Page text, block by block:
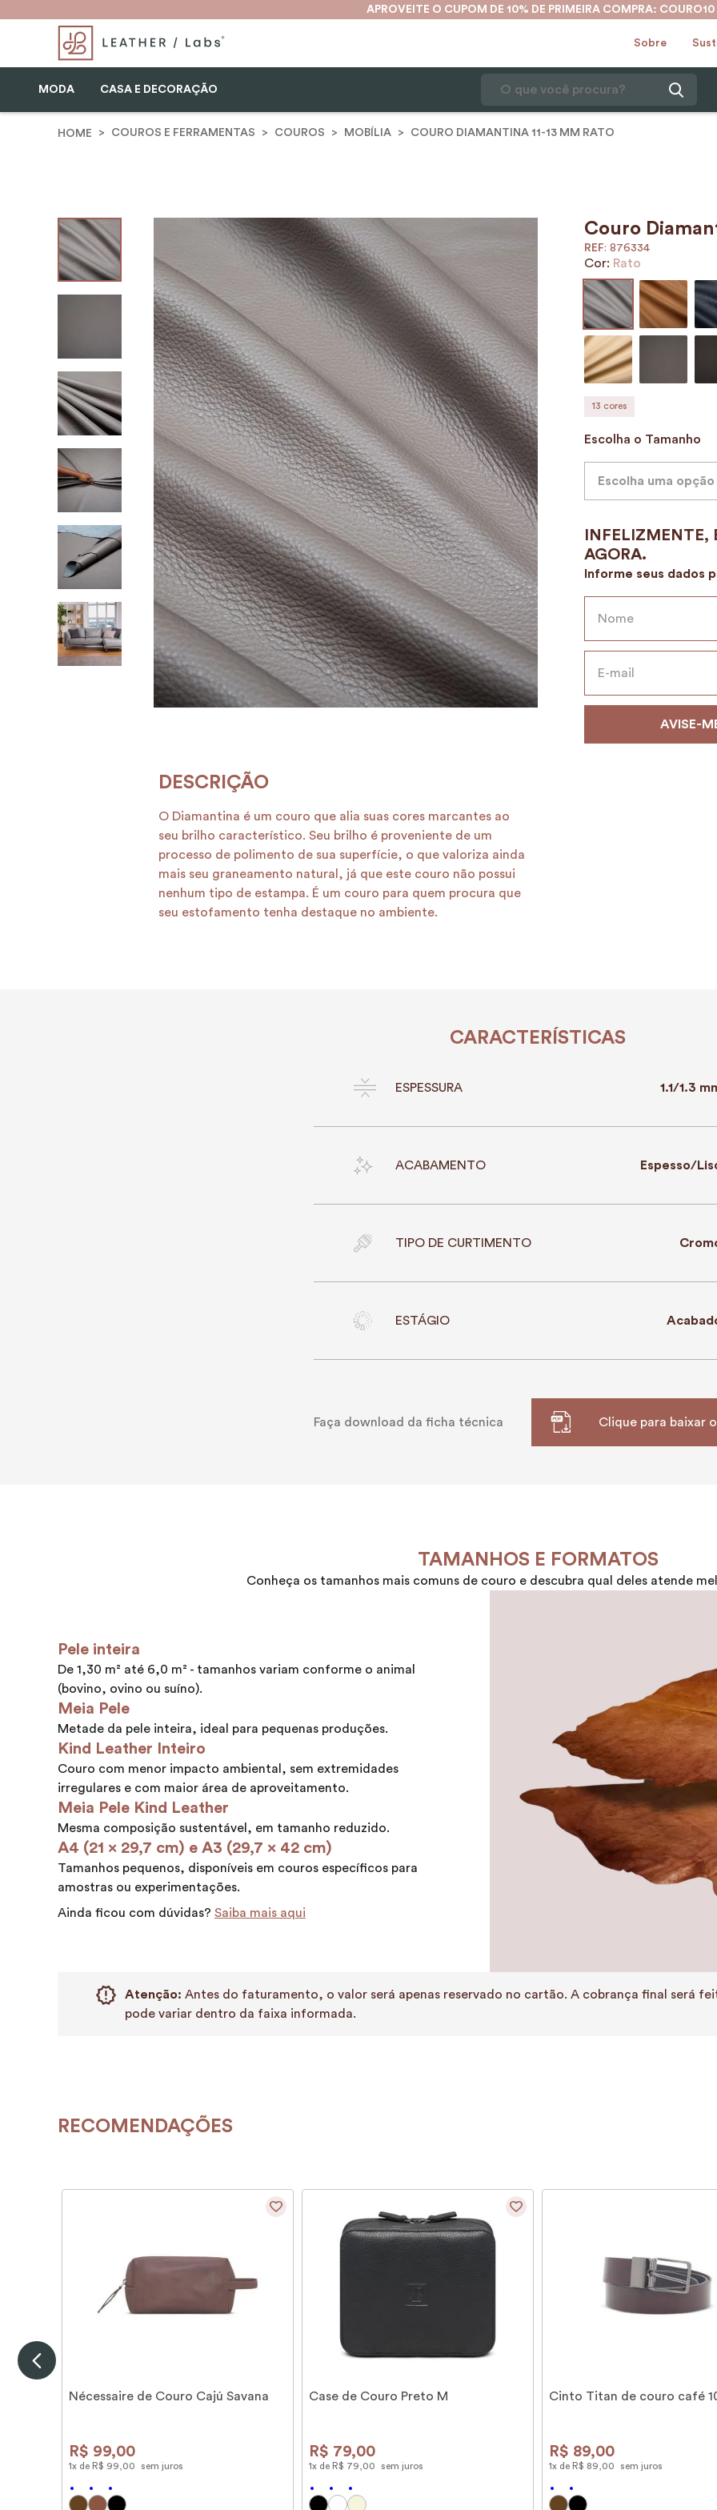
APROVEITE O CUPOM DE 10% DE PRIMEIRA COMPRA: COURO10
Sobre
MODA CASA E DECORAÇÃO
COUROS E FERRAMENTAS COUROS MOBÍLIA COURO DIAMANTINA 11-13 MM RATO
O Diamantina é um couro que alia suas cores marcantes ao
seu brilho característico. Seu brilho é proveniente de um
processo de polimento de sua superfície, o que valoriza ainda
mais seu graneamento natural, já que este couro não possui
nenhum tipo de estampa. É um couro para quem procura que
seu estofamento tenha destaque no ambiente.
Couro
: 876334
Cor: Rato
13 cores
Escolha o Tamanho
Escolha uma opção
CARACTERÍSTICAS
ESPESSURA 1.1/1.3
ACABAMENTO Espesso/
TIPO DE CURTIMENTO
ESTÁGIO
Faça download da ficha técnica Clique para baixar o
TAMANHOS E FORMATOS
Conheça os tamanhos mais comuns de couro e descubra qual deles atende
Pele inteira
De 1,30 m² até 6,0 m² - tamanhos variam conforme o animal
(bovino, ovino ou suíno).
Meia Pele
Metade da pele inteira, ideal para pequenas produções.
Kind Leather Inteiro
Couro com menor impacto ambiental, sem extremidades
irregulares e com maior área de aproveitamento.
Meia Pele Kind Leather
Mesma composição sustentável, em tamanho reduzido.
A4 (21 x 29,7 cm) e A3 (29,7 x 42 cm)
Tamanhos pequenos, disponíveis em couros específicos para
amostras ou experimentações.
Ainda ficou com dúvidas? Saiba mais aqui
Atenção: Antes do faturamento, o valor será apenas reservado no cartão. A cobrança final será
pode variar dentro da faixa informada.
RECOMENDAÇÕES
Nécessaire de Couro Cajú Savana
R$ 99,00
1x de R$ 99 00 sem juros
Case de Couro Preto M
R$ 79,00
1x de R$ 79 00 sem juros
Cinto Titan de couro café
R$ 89,00
1x de R$ 89 00 sem juros
7º
nécessaire
8º
carteira
9º
alvorada
10
mala